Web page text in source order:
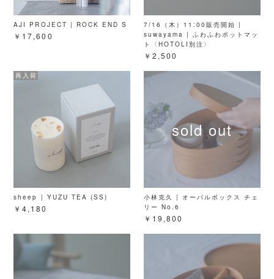
AJI PROJECT | ROCK END S
￥17,600
7/16（木）11:00販売開始 |
suwayama | ふわふわポットマッ
ト〈HOTOLI別注〉
￥2,500
sheep | YUZU TEA (SS)
￥4,180
小林克久 | オーバルボックス チェ
リー No.6
￥19,800